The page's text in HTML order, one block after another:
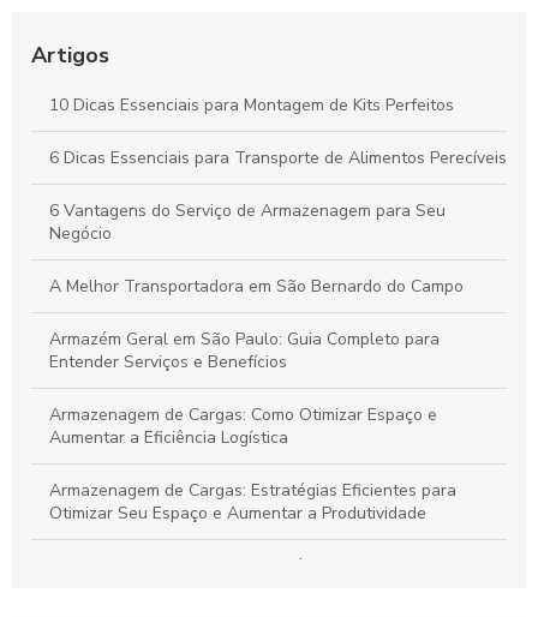
Perecíveis: Tudo que Você Deve Conhecer
Por que a Montagem Profissional de Kits é Essencial para
Durabilidade e Eficiência dos Seus Produtos
Vantagens do Transporte de Carga Dedicada para Otimizar
Seu Negócio
Artigos
10 Dicas Essenciais para Montagem de Kits Perfeitos
6 Dicas Essenciais para Transporte de Alimentos Perecíveis
6 Vantagens do Serviço de Armazenagem para Seu
Negócio
A Melhor Transportadora em São Bernardo do Campo
Armazém Geral em São Paulo: Guia Completo para
Entender Serviços e Benefícios
Armazenagem de Cargas: Como Otimizar Espaço e
Aumentar a Eficiência Logística
Armazenagem de Cargas: Estratégias Eficientes para
Otimizar Seu Espaço e Aumentar a Produtividade
Armazenagem de cargas: estratégias eficientes para